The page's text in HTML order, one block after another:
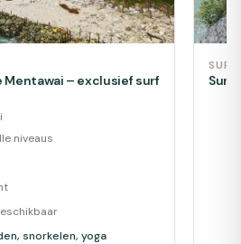
– exclusief surf
niveaus
snorkelen, yoga